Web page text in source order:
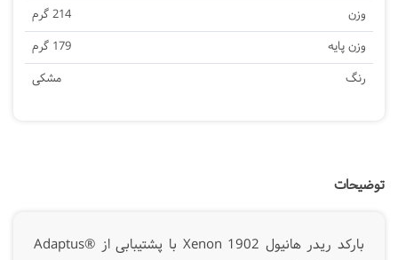
وزن
214 گرم
وزن پایه
179 گرم
رنگ
مشکی
توضیحات
بارکد ریدر هانیول Xenon 1902 با پشتیبابی از Adaptus®